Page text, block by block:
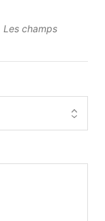
Les champs